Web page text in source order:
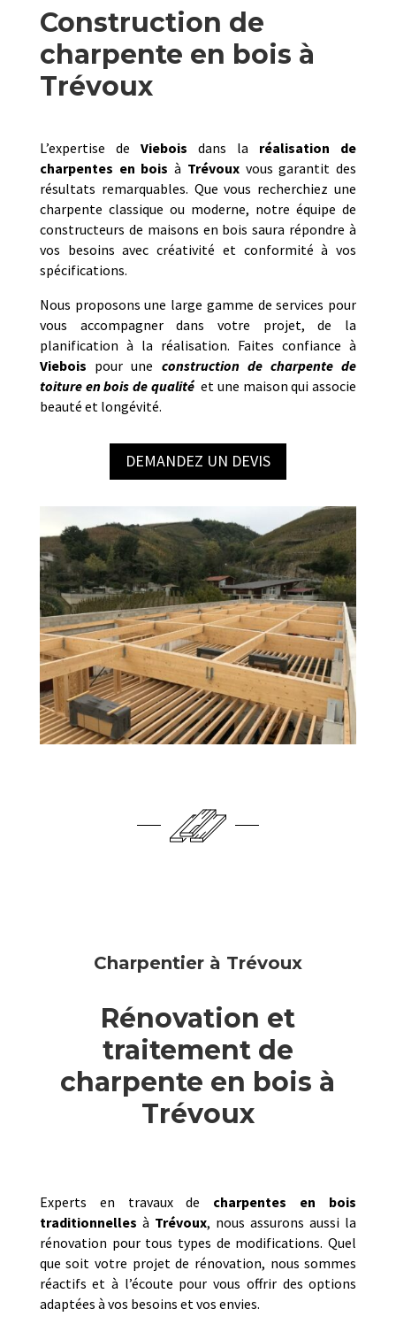
Construction de
charpente en bois à
Trévoux
L’expertise de Viebois dans la réalisation de
charpentes en bois à Trévouxvous garantit des
résultats remarquables. Que vous recherchiez une
charpente classique ou moderne, notre équipe de
constructeurs de maisons en bois saura répondre à
vos besoins avec créativité et conformité à vos
spécifications.
Nous proposons une large gamme de services pour
vous accompagner dans votre projet, de la
planification à la réalisation. Faites confiance à
Viebois pour une construction de charpente de
toiture en bois de qualitéet une maison qui associe
beauté et longévité.
DEMANDEZ UN DEVIS
Charpentier à Trévoux
Rénovation et
traitement de
charpente en bois à
Trévoux
Experts en travaux de charpentes en bois
traditionnelles à Trévoux, nous assurons aussi la
rénovation pour tous types de modifications. Quel
que soit votre projet de rénovation, nous sommes
réactifs et à l’écoute pour vous offrir des options
adaptées à vos besoins et vos envies.